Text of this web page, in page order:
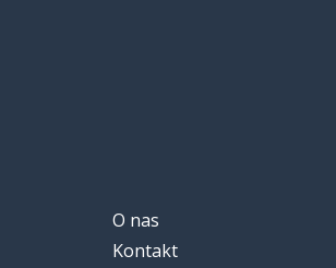
O nas
Kontakt